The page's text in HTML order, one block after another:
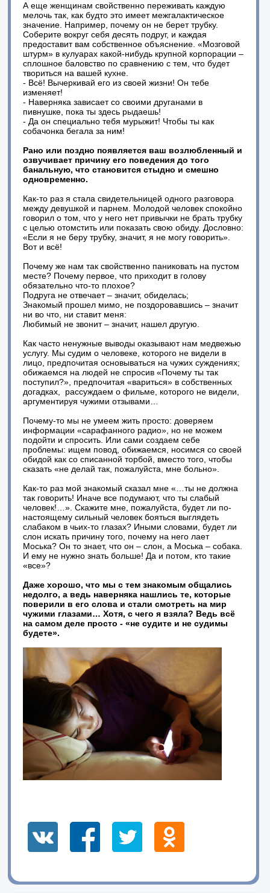
А еще женщинам свойственно переживать каждую
мелочь так, как будто это имеет межгалактическое
значение. Например, почему он не берет трубку.
Соберите вокруг себя десять подруг, и каждая
предоставит вам собственное объяснение. «Мозговой
штурм» в кулуарах какой-нибудь крупной корпорации –
сплошное баловство по сравнению с тем, что будет
твориться на вашей кухне.
- Всё! Вычеркивай его из своей жизни! Он тебе
изменяет!
- Наверняка зависает со своими друганами в
пивнушке, пока ты здесь рыдаешь!
- Да он специально тебя мурыжит! Чтобы ты как
собачонка бегала за ним!
Рано или поздно появляется ваш возлюбленный и
озвучивает причину его поведения до того
банальную, что становится стыдно и смешно
одновременно.
Как-то раз я стала свидетельницей одного разговора
между девушкой и парнем. Молодой человек спокойно
говорил о том, что у него нет привычки не брать трубку
с целью отомстить или показать свою обиду. Дословно:
«Если я не беру трубку, значит, я не могу говорить».
Вот и всё!
Почему же нам так свойственно паниковать на пустом
месте? Почему первое, что приходит в голову
обязательно что-то плохое?
Подруга не отвечает – значит, обиделась;
Знакомый прошел мимо, не поздоровавшись – значит
ни во что, ни ставит меня:
Любимый не звонит – значит, нашел другую.
Как часто ненужные выводы оказывают нам медвежью
услугу. Мы судим о человеке, которого не видели в
лицо, предпочитая основываться на чужих суждениях;
обижаемся на людей не спросив «Почему ты так
поступил?», предпочитая «вариться» в собственных
догадках, рассуждаем о фильме, которого не видели,
аргументируя чужими отзывами…
Почему-то мы не умеем жить просто: доверяем
информации «сарафанного радио», но не можем
подойти и спросить. Или сами создаем себе
проблемы: ищем повод, обижаемся, носимся со своей
обидой как со списанной торбой, вместо того, чтобы
сказать «не делай так, пожалуйста, мне больно».
Как-то раз мой знакомый сказал мне «…ты не должна
так говорить! Иначе все подумают, что ты слабый
человек!…». Скажите мне, пожалуйста, будет ли по-
настоящему сильный человек бояться выглядеть
слабаком в чьих-то глазах? Иными словами, будет ли
слон искать причину того, почему на него лает
Моська? Он то знает, что он – слон, а Моська – собака.
И ему не нужно знать больше! Да и потом, кто такие
«все»?
Даже хорошо, что мы с тем знакомым общались
недолго, а ведь наверняка нашлись те, которые
поверили в его слова и стали смотреть на мир
чужими глазами… Хотя, с чего я взяла? Ведь всё
на самом деле просто - «не судите и не судимы
будете».